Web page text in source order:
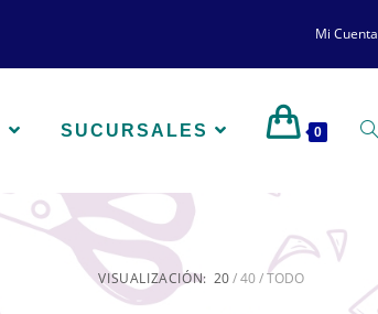
Mi Cuenta
SUCURSALES 0
VISUALIZACIÓN: 20 40 TODO